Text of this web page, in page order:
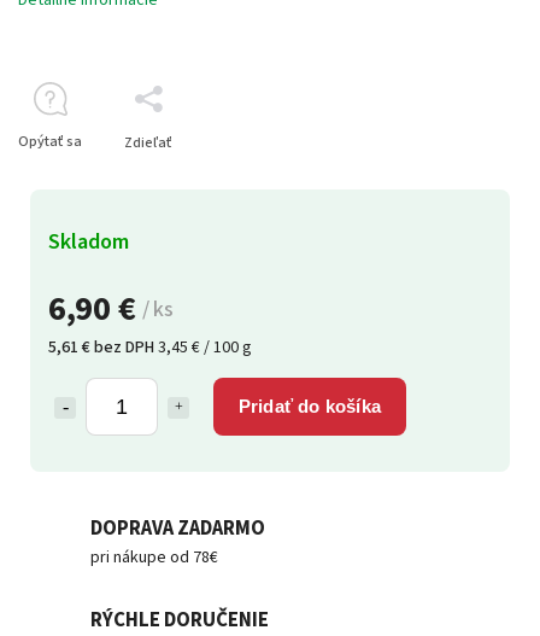
6,90 € / ks
5,61 € bez DPH3,45 € / 100 g
Pridať do košíka
Skladom
Opýtať sa Zdieľať
DOPRAVA ZADARMO
pri nákupe od 78€
RÝCHLE DORUČENIE